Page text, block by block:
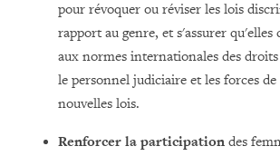
pour révoquer ou réviser les lois
rapport au genre, et s'assurer qu'elles
aux normes internationales des
le personnel judiciaire et les forces de
nouvelles lois.
Renforcer la participation des